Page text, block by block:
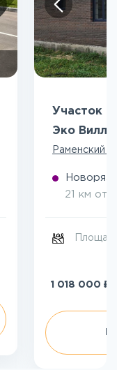
Участок 5
Эко
Раменский
21 км от
1 018 000 ₽